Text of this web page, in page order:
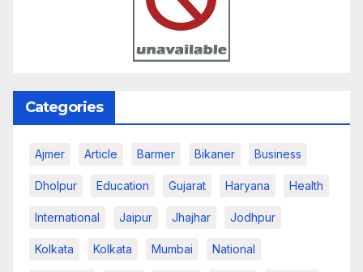
Categories
Ajmer Article Barmer Bikaner Business
Dholpur Education Gujarat Haryana Health
International Jaipur Jhajhar Jodhpur
Kolkata Kolkata Mumbai National